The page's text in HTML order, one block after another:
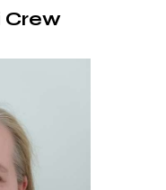
Crew